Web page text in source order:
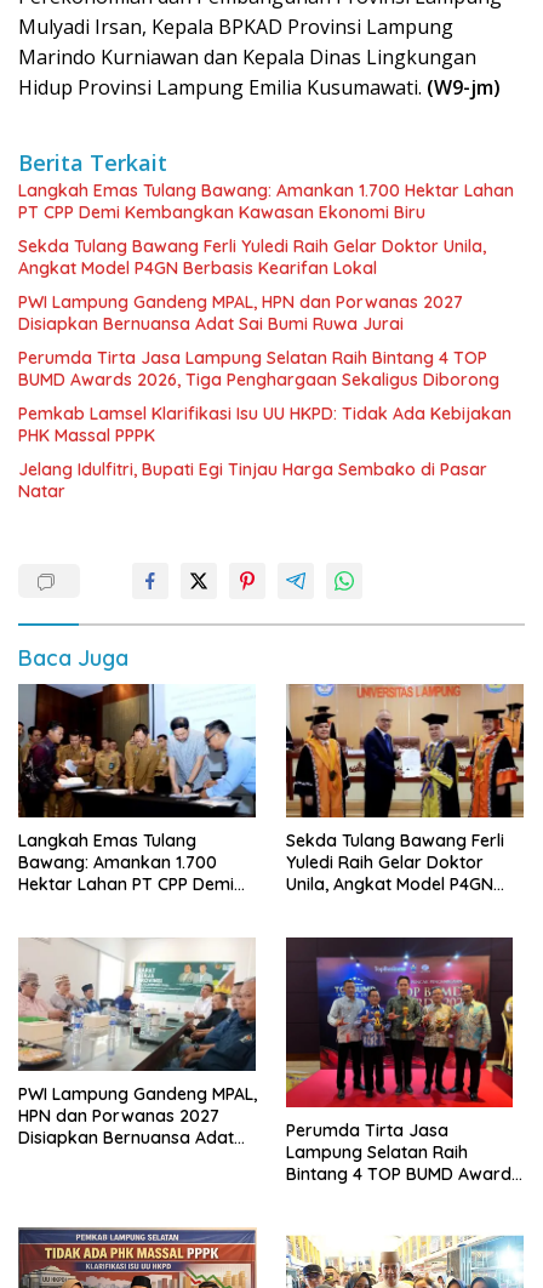
Mulyadi Irsan, Kepala BPKAD Provinsi Lampung
Marindo Kurniawan dan Kepala Dinas Lingkungan
Hidup Provinsi Lampung Emilia Kusumawati. (W9-jm)
Berita Terkait
Langkah Emas Tulang Bawang: Amankan 1.700 Hektar Lahan
PT CPP Demi Kembangkan Kawasan Ekonomi Biru
Sekda Tulang Bawang Ferli Yuledi Raih Gelar Doktor Unila,
Angkat Model P4GN Berbasis Kearifan Lokal
PWI Lampung Gandeng MPAL, HPN dan Porwanas 2027
Disiapkan Bernuansa Adat Sai Bumi Ruwa Jurai
Perumda Tirta Jasa Lampung Selatan Raih Bintang 4 TOP
BUMD Awards 2026, Tiga Penghargaan Sekaligus Diborong
Pemkab Lamsel Klarifikasi Isu UU HKPD: Tidak Ada Kebijakan
PHK Massal PPPK
Jelang Idulfitri, Bupati Egi Tinjau Harga Sembako di Pasar
Natar
Baca Juga
Langkah Emas Tulang
Bawang: Amankan 1.700
Hektar Lahan PT CPP Demi
Sekda Tulang Bawang Ferli
Yuledi Raih Gelar Doktor
Unila, Angkat Model P4GN
PWI Lampung Gandeng MPAL,
HPN dan Porwanas 2027
Disiapkan Bernuansa Adat
Perumda Tirta Jasa
Lampung Selatan Raih
Bintang 4 TOP BUMD Awards